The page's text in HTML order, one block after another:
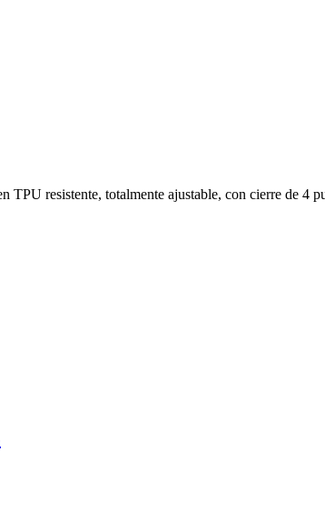
TPU resistente, totalmente ajustable, con cierre de 4